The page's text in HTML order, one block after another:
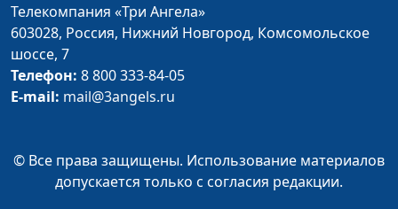
богословия
Как жить, если я
потерял близкого
человека?
Евгений Зайцев,
богословия
Телекомпания «Три Ангела»
603028, Россия, Нижний Новгород, Комсомольское
шоссе, 7
Телефон: 8 800 333-84-05
E-mail: mail@3angels.ru
© Все права защищены. Использование материалов
допускается только с согласия редакции.